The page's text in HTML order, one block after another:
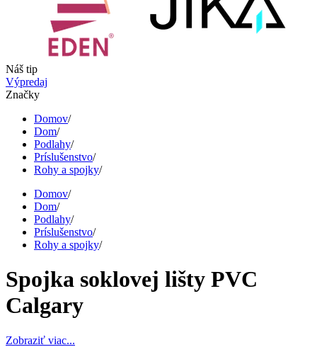
Náš tip
Výpredaj
Značky
Domov/
Dom/
Podlahy/
Príslušenstvo/
Rohy a spojky/
Domov/
Dom/
Podlahy/
Príslušenstvo/
Rohy a spojky/
Spojka soklovej lišty PVC
Calgary
Zobraziť viac...